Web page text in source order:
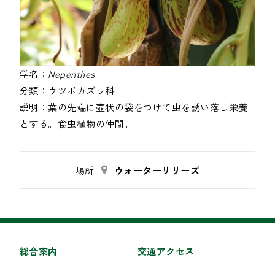
学名： Nepenthes
分類： ウツボカズラ科
説明：葉の先端に壺状の袋をつけて虫を誘い落し栄養
とする。食虫植物の仲間。
場所 ウォーターリリーズ
総合案内 交通アクセス